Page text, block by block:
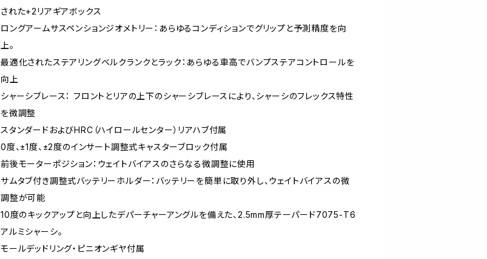
された+2リアギアボックス
ロングアームサスペンションジオメトリー：あらゆるコンディションでグリップと予測精度を向
上。
最適化されたステアリングベルクランクとラック：あらゆる車高でバンプステアコントロールを
向上
シャーシブレース： フロントとリアの上下のシャーシブレースにより、シャーシのフレックス特性
を微調整
スタンダードおよびHRC（ハイロールセンター）リアハブ付属
0度、±1度、±2度のインサート調整式キャスターブロック付属
前後モーターポジション：ウェイトバイアスのさらなる微調整に使用
サムタブ付き調整式バッテリーホルダー：バッテリーを簡単に取り外し、ウェイトバイアスの微
調整が可能
10度のキックアップと向上したデパーチャーアングルを備えた、2.5mm厚テーパード7075-T6
アルミシャーシ。
モールデッドリング・ピニオンギヤ付属